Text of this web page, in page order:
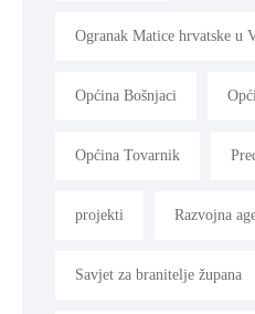
Ogranak Matice hrvatske u
Općina Bošnjaci
Općina Tovarnik
projekti Razvojna
Savjet za branitelje župana